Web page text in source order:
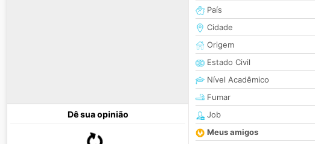
Dê sua opinião
País
Cidade
Origem
Estado Civil
Nível Acadêmico
Fumar
Job
Meus amigos